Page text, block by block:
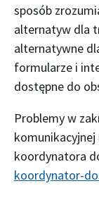
sposób
alternatyw dla
alternatywne
formularze i
dostępne do
Problemy w
komunikacyjnej
koordynatora
koordynator-